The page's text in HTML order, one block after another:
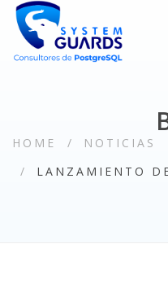
HOME
NOTICIAS
LANZAMIENTO